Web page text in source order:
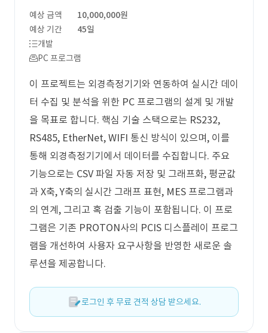
예상 금액
10,000,000원
예상 기간
45일
개발
PC 프로그램
이 프로젝트는 외경측정기기와 연동하여 실시간 데이
터 수집 및 분석을 위한 PC 프로그램의 설계 및 개발
을 목표로 합니다. 핵심 기술 스택으로는 RS232,
RS485, EtherNet, WIFI 통신 방식이 있으며, 이를
통해 외경측정기기에서 데이터를 수집합니다. 주요
기능으로는 CSV 파일 자동 저장 및 그래프화, 평균값
과 X축, Y축의 실시간 그래프 표현, MES 프로그램과
의 연계, 그리고 혹 검출 기능이 포함됩니다. 이 프로
그램은 기존 PROTON사의 PCIS 디스플레이 프로그
램을 개선하여 사용자 요구사항을 반영한 새로운 솔
루션을 제공합니다.
로그인 후 무료 견적 상담 받으세요.